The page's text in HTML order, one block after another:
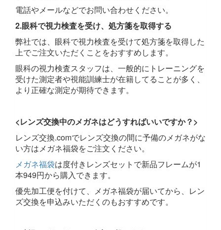
電話やメールなどでお問い合わせください。
2.眼科で視力検査を受け、処方箋を取得する
弊社では、眼科で視力検査を受けて処方箋を取得した
上でご注文いただくことをおすすめします。
眼科の視力検査スタッフは、一般的にトレーニングを
受けた測定者や視能訓練士が在籍してることが多く、
より正確な測定が期待できます。
<レンズ交換中のメガネはどうすればいいですか？>
レンズ交換.comでレンズ交換の間に予備のメガネがな
い方はメガネ福袋をご注文ください。
メガネ福袋は度付きレンズセットで新品フレームが1
本949円から購入できます。
優先加工便を付けて、メガネ福袋が届いてから、レン
ズ交換を申込みいただくのもおすすめです。